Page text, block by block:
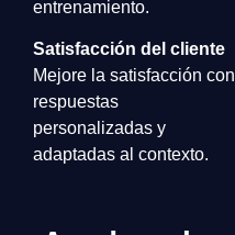
entrenamiento.
Satisfacción del cliente
Mejore la satisfacción con
respuestas
personalizadas y
adaptadas al contexto.